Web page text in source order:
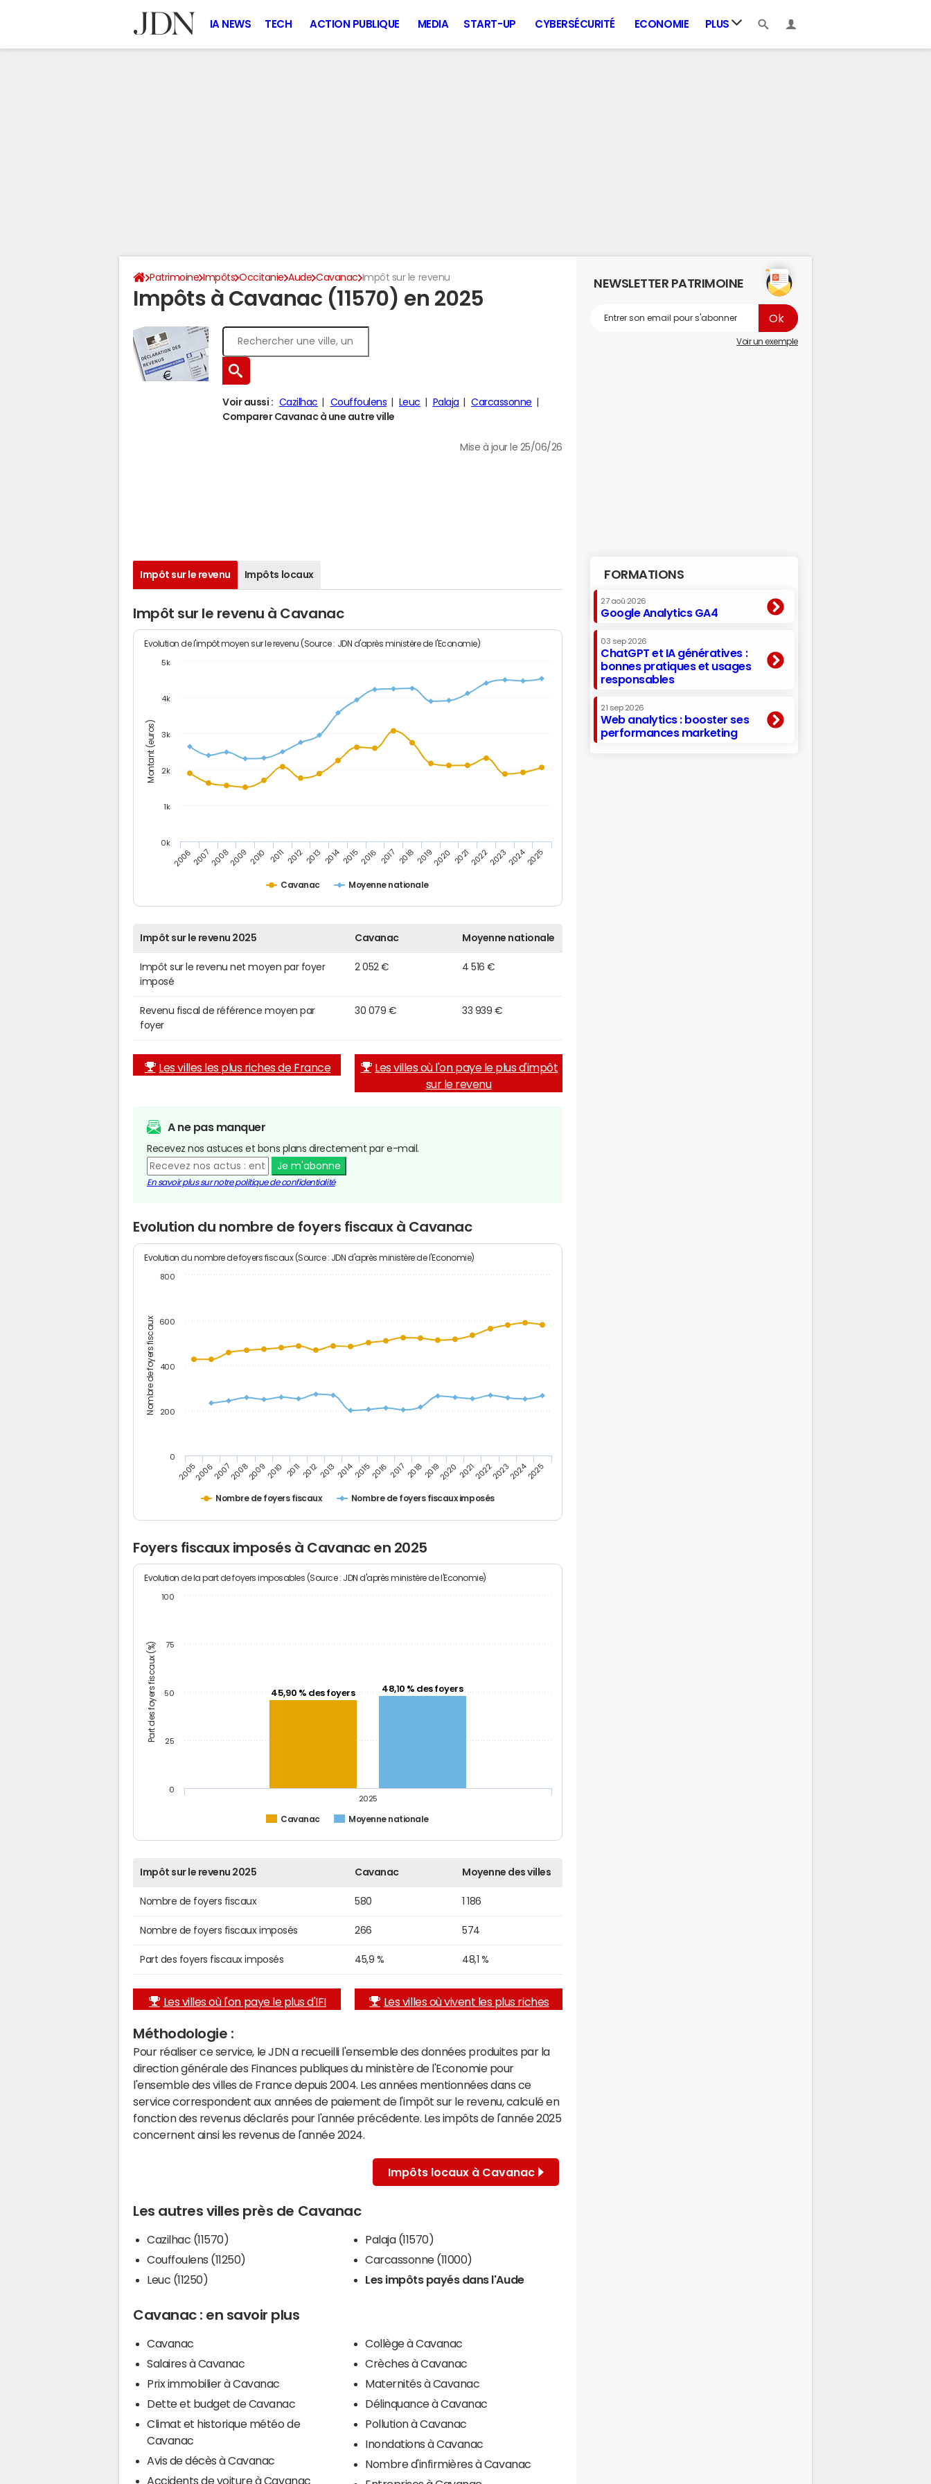
IA NEWS TECH ACTION PUBLIQUE MEDIA START-UP CYBERSÉCURITÉ ECONOMIE PLUS
Patrimoine Impôts Occitanie Aude Cavanac Impôt sur le revenu
Impôts à Cavanac (11570) en 2025
Voir aussi : Cazilhac Couffoulens Leuc Palaja
Carcassonne
Comparer Cavanac à une autre ville
Mise à jour le 25/06/26
Impôt sur le revenu Impôts locaux
Impôt sur le revenu à Cavanac
Montant (euros)
Evolution de l'impôt moyen sur le revenu (Source : JDN d'après ministère de l'Economie)
Cavanac Moyenne nationale
20062007200820092010 2011 20122013 201420152016 2017 201820192020 20212022202320242025
0k
1k
2k
3k
4k
5k
Impôt sur le revenu 2025 Cavanac Moyenne nationale
Impôt sur le revenu net moyen par foyer
imposé
2 052 € 4 516 €
Revenu fiscal de référence moyen par
foyer
30 079 € 33 939 €
Les villes les plus riches de France
Les villes où l'on paye le plus d'impôt
sur le revenu
A ne pas manquer
Recevez nos astuces et bons plans directement par e-mail.
Je m'abonne
En savoir plus sur notre politique de confidentialité
Evolution du nombre de foyers fiscaux à Cavanac
Nombre de foyers fiscaux
Evolution du nombre de foyers fiscaux (Source : JDN d'après ministère de l'Economie)
Nombre de foyers fiscaux Nombre de foyers fiscaux imposés
200520062007200820092010 201120122013201420152016 2017 20182019202020212022202320242025
0
200
400
600
800
Foyers fiscaux imposés à Cavanac en 2025
Part des foyers fiscaux (%)
Evolution de la part de foyers imposables (Source : JDN d'après ministère de l'Economie)
45,90 % des foyers 48,10 % des foyers
Cavanac Moyenne nationale
2025
0
25
50
75
100
Impôt sur le revenu 2025 Cavanac Moyenne des villes
Nombre de foyers fiscaux 580 1 186
Nombre de foyers fiscaux imposés 266 574
Part des foyers fiscaux imposés 45,9 % 48,1 %
Les villes où l'on paye le plus d'IFI Les villes où vivent les plus riches
Méthodologie :
Pour réaliser ce service, le JDN a recueilli l'ensemble des données produites par la
direction générale des Finances publiques du ministère de l'Economie pour
l'ensemble des villes de France depuis 2004. Les années mentionnées dans ce
service correspondent aux années de paiement de l'impôt sur le revenu, calculé en
fonction des revenus déclarés pour l'année précédente. Les impôts de l'année 2025
concernent ainsi les revenus de l'année 2024.
Impôts locaux à Cavanac
Les autres villes près de Cavanac
Cazilhac (11570)
Couffoulens (11250)
Leuc (11250)
Palaja (11570)
Carcassonne (11000)
Les impôts payés dans l'Aude
Cavanac : en savoir plus
Cavanac
Salaires à Cavanac
Prix immobilier à Cavanac
Dette et budget de Cavanac
Climat et historique météo de
Cavanac
Avis de décès à Cavanac
Accidents de voiture à Cavanac
Collège à Cavanac
Crèches à Cavanac
Maternités à Cavanac
Délinquance à Cavanac
Pollution à Cavanac
Inondations à Cavanac
Nombre d'infirmières à Cavanac
NEWSLETTER PATRIMOINE
Voir un exemple
FORMATIONS
27 aoû 2026
Google Analytics GA4
03 sep 2026
ChatGPT et IA génératives :
bonnes pratiques et usages
responsables
21 sep 2026
Web analytics : booster ses
performances marketing